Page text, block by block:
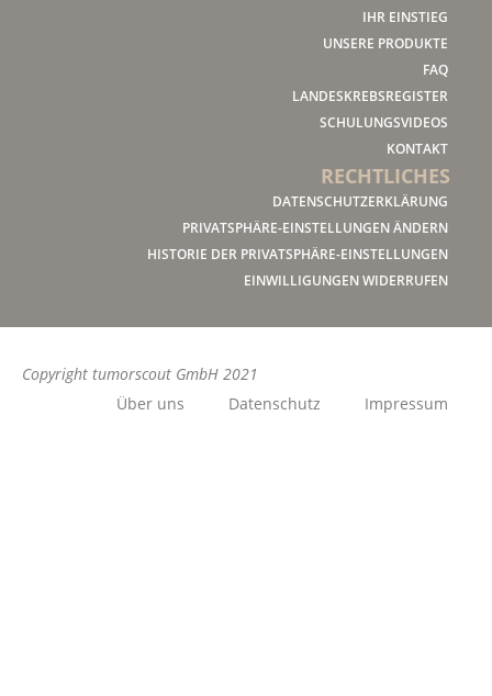
IHR EINSTIEG
UNSERE PRODUKTE
FAQ
LANDESKREBSREGISTER
SCHULUNGSVIDEOS
KONTAKT
RECHTLICHES
DATENSCHUTZERKLÄRUNG
PRIVATSPHÄRE-EINSTELLUNGEN ÄNDERN
HISTORIE DER PRIVATSPHÄRE-EINSTELLUNGEN
EINWILLIGUNGEN WIDERRUFEN
Copyright tumorscout GmbH 2021
Über uns
Datenschutz Impressum